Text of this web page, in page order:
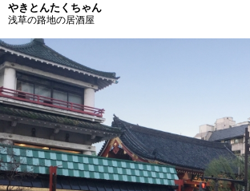
やきとんたくちゃん
浅草の路地の居酒屋